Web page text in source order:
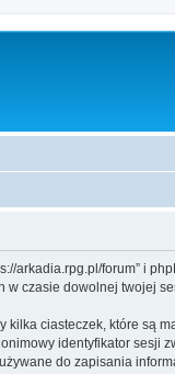
arkadia.rpg.pl/forum” i
w czasie dowolnej twojej
ciasteczek, które są
identyfikator sesji
do zapisania